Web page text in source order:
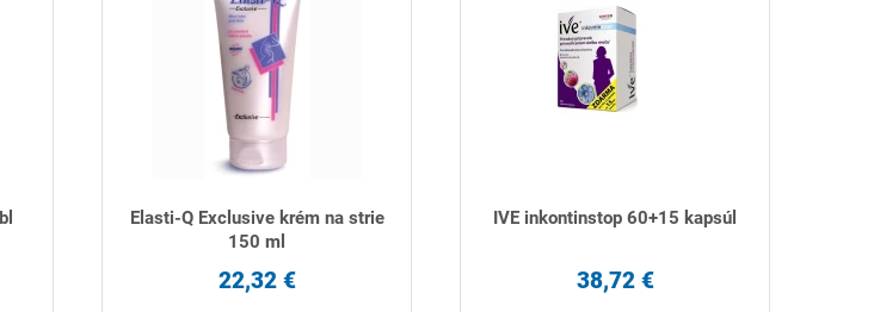
Elasti-Q Exclusive krém na strie
150 ml
22,32 €
IVE inkontinstop 60+15 kapsúl
38,72 €